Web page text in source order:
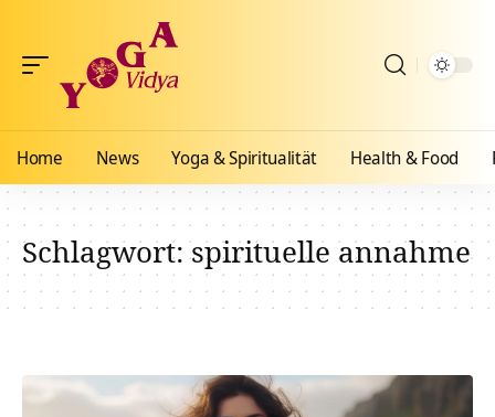
Home News Yoga & Spiritualität Health & Food
Schlagwort:spirituelle annahme